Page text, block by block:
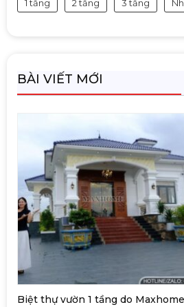
1 tầng 2 tầng 3 tầng
BÀI VIẾT MỚI
Biệt thự vườn 1 tầng do